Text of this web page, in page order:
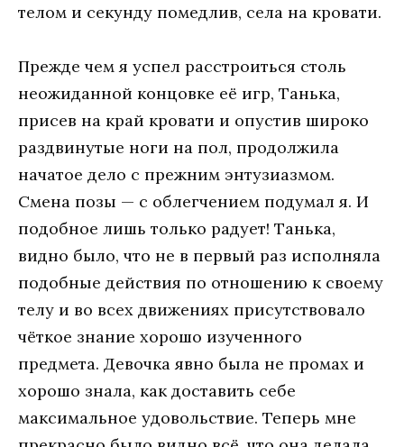
телом и секунду помедлив, села на кровати.
Прежде чем я успел расстроиться столь
неожиданной концовке её игр, Танька,
присев на край кровати и опустив широко
раздвинутые ноги на пол, продолжила
начатое дело с прежним энтузиазмом.
Смена позы — с облегчением подумал я. И
подобное лишь только радует! Танька,
видно было, что не в первый раз исполняла
подобные действия по отношению к своему
телу и во всех движениях присутствовало
чёткое знание хорошо изученного
предмета. Девочка явно была не промах и
хорошо знала, как доставить себе
максимальное удовольствие. Теперь мне